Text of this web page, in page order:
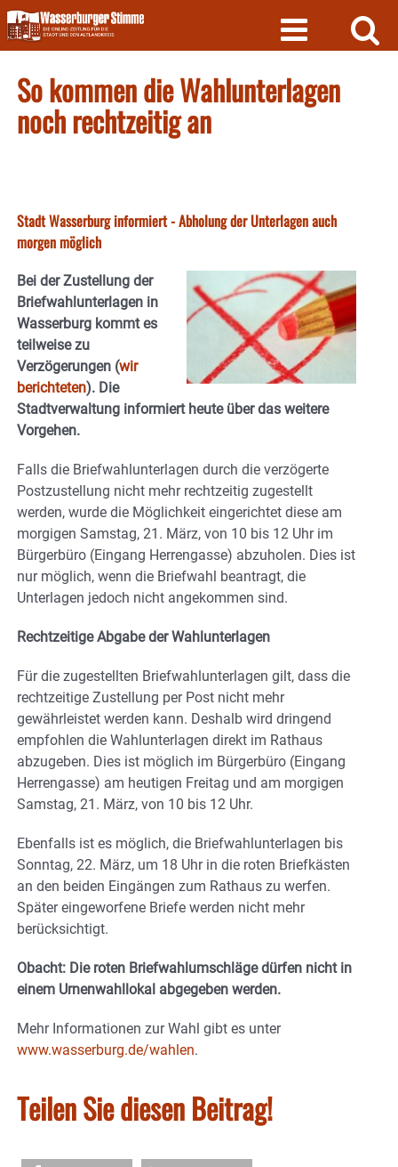
Skip
to
content
So kommen die Wahlunterlagen
noch rechtzeitig an
Stadt Wasserburg informiert - Abholung der Unterlagen auch
morgen möglich
Bei der Zustellung der
Briefwahlunterlagen in
Wasserburg kommt es
teilweise zu
Verzögerungen (wir
berichteten). Die
Stadtverwaltung informiert heute über das weitere
Vorgehen.
Falls die Briefwahlunterlagen durch die verzögerte
Postzustellung nicht mehr rechtzeitig zugestellt
werden, wurde die Möglichkeit eingerichtet diese am
morgigen Samstag, 21. März, von 10 bis 12 Uhr im
Bürgerbüro (Eingang Herrengasse) abzuholen. Dies ist
nur möglich, wenn die Briefwahl beantragt, die
Unterlagen jedoch nicht angekommen sind.
Rechtzeitige Abgabe der Wahlunterlagen
Für die zugestellten Briefwahlunterlagen gilt, dass die
rechtzeitige Zustellung per Post nicht mehr
gewährleistet werden kann. Deshalb wird dringend
empfohlen die Wahlunterlagen direkt im Rathaus
abzugeben. Dies ist möglich im Bürgerbüro (Eingang
Herrengasse) am heutigen Freitag und am morgigen
Samstag, 21. März, von 10 bis 12 Uhr.
Ebenfalls ist es möglich, die Briefwahlunterlagen bis
Sonntag, 22. März, um 18 Uhr in die roten Briefkästen
an den beiden Eingängen zum Rathaus zu werfen.
Später eingeworfene Briefe werden nicht mehr
berücksichtigt.
Obacht: Die roten Briefwahlumschläge dürfen nicht in
einem Urnenwahllokal abgegeben werden.
Mehr Informationen zur Wahl gibt es unter
www.wasserburg.de/wahlen.
Teilen Sie diesen Beitrag!